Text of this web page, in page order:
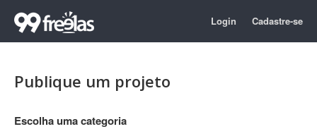
Login Cadastre-se
Publique um projeto
Escolha uma categoria